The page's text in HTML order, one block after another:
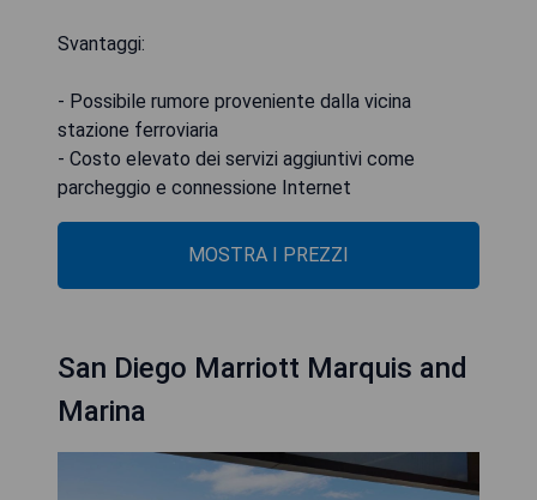
Svantaggi:
- Possibile rumore proveniente dalla vicina
stazione ferroviaria
- Costo elevato dei servizi aggiuntivi come
parcheggio e connessione Internet
MOSTRA I PREZZI
San Diego Marriott Marquis and
Marina